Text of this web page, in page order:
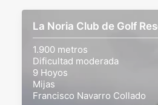
La Noria Club de Golf
1.900 metros
Dificultad moderada
9 Hoyos
Mijas
Francisco Navarro Collado